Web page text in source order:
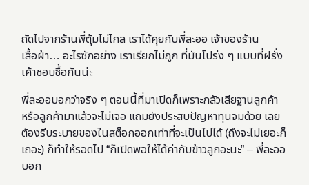
ถัดไปจากร้านพี่ตุ้มไม่ไกล เราได้คุยกับพี่ละออ เจ้าของร้าน
เสื้อผ้า… อะไรซักอย่าง เราเรียกไม่ถูก ที่มันโปร่ง ๆ แบบที่ฝรั่ง
เค้าชอบซื้อกันน่ะ
พี่ละออบอกว่าจริง ๆ ตอนนี้ที่มาเปิดก็เพราะกลัวเสียฐานลูกค้า
หรือลูกค้ามาแล้วจะไม่เจอ แถมยังประสบปัญหาทุนจมด้วย เลย
ต้องรีบระบายของในสต็อกออกเท่าที่จะเป็นไปได้ (ถึงจะไม่เยอะก็
เถอะ) ก็ทำให้รอดไป “ก็เปิดพอให้ได้ค่ากับข้าวลูกอะนะ” – พี่ละออ
บอก